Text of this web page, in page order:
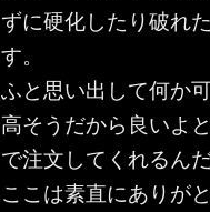
ずに硬化したり破れ
す。
ふと思い出して何か
高そうだから良いよ
で注文してくれるん
ここは素直にありが